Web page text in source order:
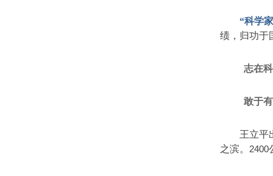
“科学
绩，归功于
志在
敢于
王立平
之滨。 2400